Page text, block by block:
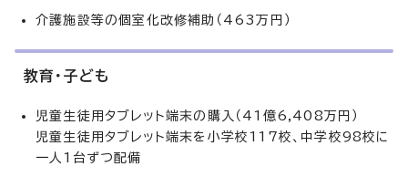
介護施設等の個室化改修補助（463万円）
教育・子ども
児童生徒用タブレット端末の購入（41億6,408万円）
児童生徒用タブレット端末を小学校117校、中学校98校に
一人1台ずつ配備